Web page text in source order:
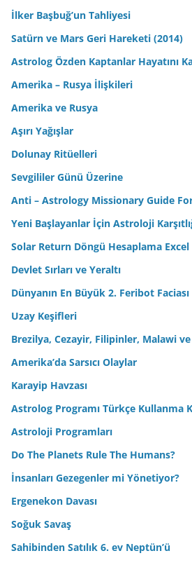
İlker Başbuğ’un Tahliyesi
Satürn ve Mars Geri Hareketi (2014)
Astrolog Özden Kaptanlar Hayatını
Amerika – Rusya İlişkileri
Amerika ve Rusya
Aşırı Yağışlar
Dolunay Ritüelleri
Sevgililer Günü Üzerine
Anti – Astrology Missionary Guide
Yeni Başlayanlar İçin Astroloji
Solar Return Döngü Hesaplama Excel
Devlet Sırları ve Yeraltı
Dünyanın En Büyük 2. Feribot Faciası
Uzay Keşifleri
Brezilya, Cezayir, Filipinler, Malawi
Amerika’da Sarsıcı Olaylar
Karayip Havzası
Astrolog Programı Türkçe Kullanma
Astroloji Programları
Do The Planets Rule The Humans?
İnsanları Gezegenler mi Yönetiyor?
Ergenekon Davası
Soğuk Savaş
Sahibinden Satılık 6. ev Neptün’ü